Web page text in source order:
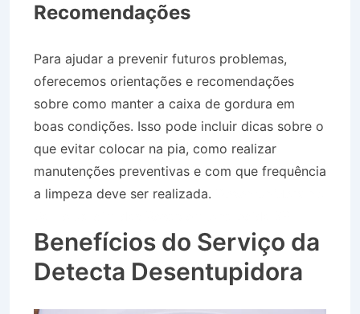
Recomendações
Para ajudar a prevenir futuros problemas,
oferecemos orientações e recomendações
sobre como manter a caixa de gordura em
boas condições. Isso pode incluir dicas sobre o
que evitar colocar na pia, como realizar
manutenções preventivas e com que frequência
a limpeza deve ser realizada.
Benefícios do Serviço da
Detecta Desentupidora